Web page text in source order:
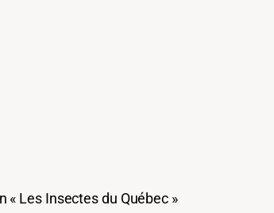
Les Insectes du Québec »